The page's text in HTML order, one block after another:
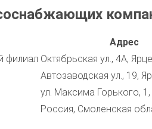
Адрес
филиал Октябрьская ул., 4А,
Автозаводская ул., 19,
ул. Максима Горького,
Россия, Смоленская